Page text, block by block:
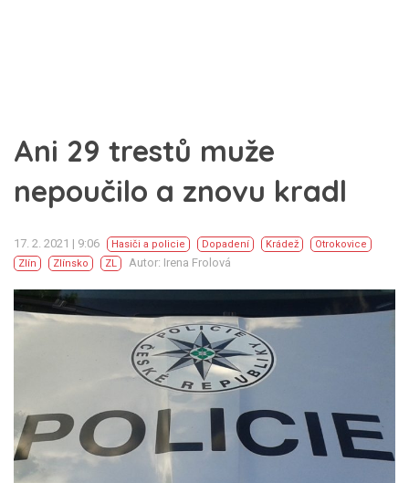
Ani 29 trestů muže
nepoučilo a znovu kradl
17. 2. 2021 | 9:06 Hasiči a policie Dopadení Krádež
Otrokovice
Zlín
Zlínsko ZL Autor: Irena Frolová